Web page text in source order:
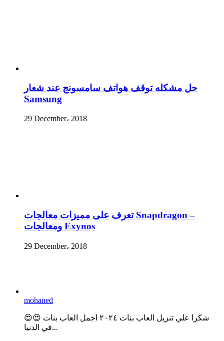
حل مشكله توقف هواتف سامسونج عند شعار
Samsung
29 December، 2018
تعرف على مميزات معالجات Snapdragon –
ومعالجات Exynos
29 December، 2018
mohaned
😍😍 شكرا علي تنزيل العاب بنات ٢٠٢٤ اجمل العاب بنات
في الدنيا...